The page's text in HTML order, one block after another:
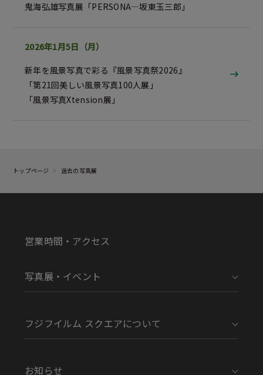
鬼海弘雄写真展 「PERSONA―坂東玉三郎」
2026年1月5日（月）
新年を風景写真で彩る『風景写真祭2026』
「第21回美しい風景写真100人展」
「風景写真Xtension展」
トップページ 過去の写真展
営業時間・アクセス
写真展・イベント
フジフイルム スクエアについて
お知らせ